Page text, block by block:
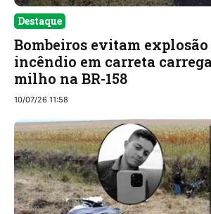
Destaque
Bombeiros evitam
incêndio em carreta
milho na BR-158
10/07/26 11:58